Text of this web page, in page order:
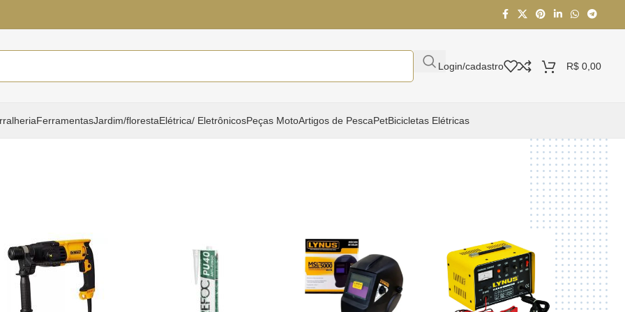
Login/cadastro R$ 0,00
FerramentasJardim/florestaElétrica/ EletrônicosPeças MotoArtigos de PescaPetBicicletas Elétricas